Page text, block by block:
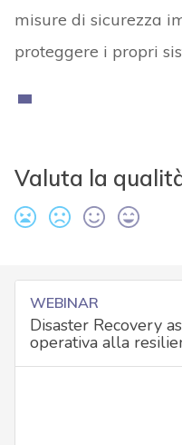
misure di sicurezza
proteggere i propri
Valuta la
WEBINAR
Disaster Recovery
operativa alla